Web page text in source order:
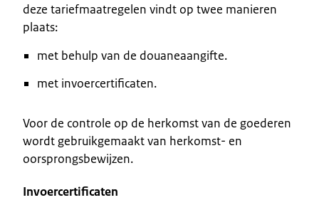
deze tariefmaatregelen vindt op twee manieren
plaats:
met behulp van de douaneaangifte.
met invoercertificaten.
Voor de controle op de herkomst van de goederen
wordt gebruikgemaakt van herkomst- en
oorsprongsbewijzen.
Invoercertificaten